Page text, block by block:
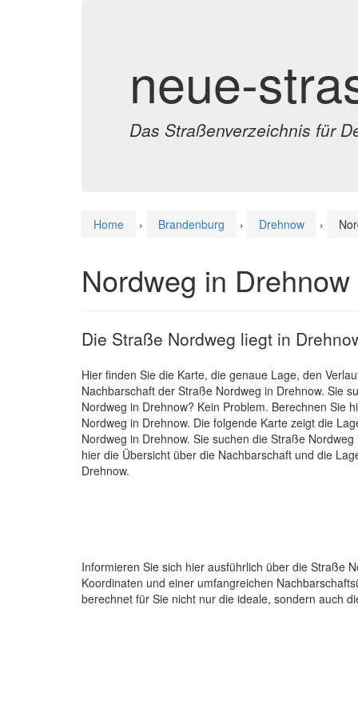
neue-
Das Straßenverzeichnis für
Home › Brandenburg › Drehnow ›
Nordweg in Drehnow
Die Straße Nordweg liegt in
Hier finden Sie die Karte, die genaue Lage, den
Nachbarschaft der Straße Nordweg in Drehnow. Sie
Nordweg in Drehnow? Kein Problem. Berechnen Sie
Nordweg in Drehnow. Die folgende Karte zeigt die
Nordweg in Drehnow. Sie suchen die Straße
hier die Übersicht über die Nachbarschaft und die
Drehnow.
Informieren Sie sich hier ausführlich über die Straße
Koordinaten und einer umfangreichen
berechnet für Sie nicht nur die ideale, sondern auch